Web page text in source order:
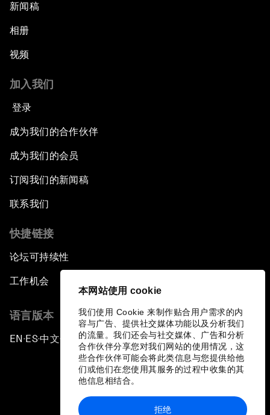
本网站使用 cookie
我们使用 Cookie 来制作贴合用户需求的内
容与广告、提供社交媒体功能以及分析我们
的流量。我们还会与社交媒体、广告和分析
合作伙伴分享您对我们网站的使用情况，这
些合作伙伴可能会将此类信息与您提供给他
们或他们在您使用其服务的过程中收集的其
他信息相结合。
拒绝
新闻稿
相册
视频
加入我们
登录
成为我们的合作伙伴
成为我们的会员
订阅我们的新闻稿
联系我们
快捷链接
论坛可持续性
工作机会
语言版本
EN ▪ES▪中文▪ 日本語